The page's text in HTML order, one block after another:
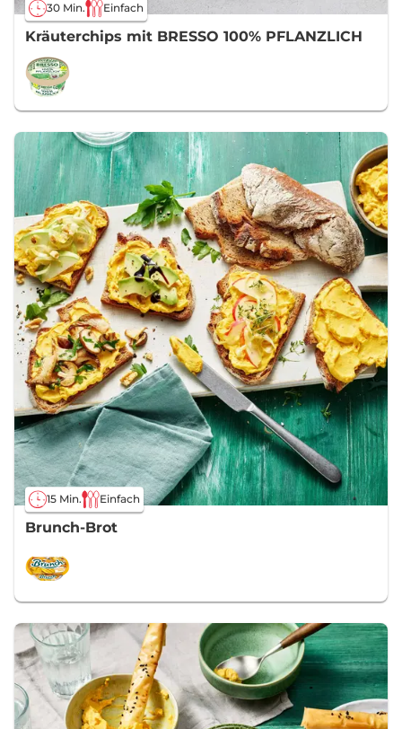
30 Min. Einfach
Kräuterchips mit BRESSO 100% PFLANZLICH
15 Min. Einfach
Brunch-Brot